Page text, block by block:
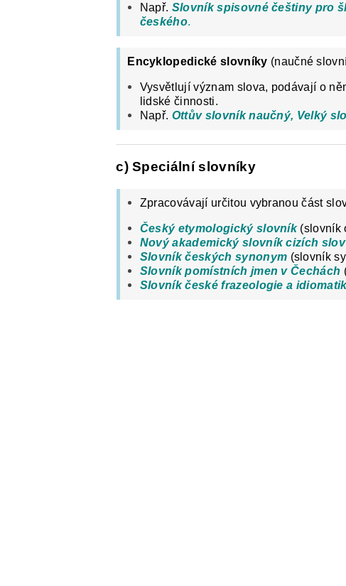
Např. Slovník spisovné češtiny pro
českého.
Encyklopedické slovníky (naučné
Vysvětlují význam slova, podávají o
lidské činnosti.
Např. Ottův slovník naučný, Velký
c) Speciální slovníky
Zpracovávají určitou vybranou část
Český etymologický slovník(slovník
Nový akademický slovník cizích slov
Slovník českých synonym (slovník
Slovník pomístních jmen v Čechách
Slovník české frazeologie a